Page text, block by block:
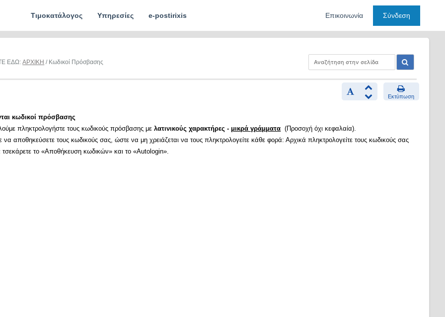
Τιμοκατάλογος Υπηρεσίες e-postirixis Επικοινωνία Σύνδεση
ΕΔΩ:ΑΡΧΙΚΗ / Κωδικοί Πρόσβασης
Εκτύπωση
κωδικοί πρόσβασης
πληκτρολογήστε τους κωδικούς πρόσβασης μελατινικούς χαρακτήρες - μικρά γράμματα (Προσοχή όχι κεφαλαία).
να αποθηκεύσετε τους κωδικούς σας, ώστε να μη χρειάζεται να τους πληκτρολογείτε κάθε φορά: Αρχικά πληκτρολογείτε τους κωδικούς σας
τσεκάρετε το «Αποθήκευση κωδικών» και το «Autologin».